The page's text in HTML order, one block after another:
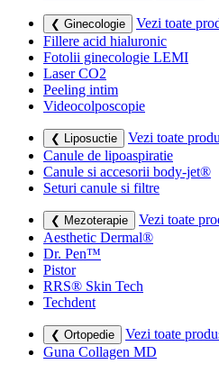
❮ Ginecologie
Vezi toate
Fillere acid hialuronic
Fotolii ginecologie LEMI
Laser CO2
Peeling intim
Videocolposcopie
❮ Liposuctie
Vezi toate
Canule de lipoaspiratie
Canule si accesorii body-jet®
Seturi canule si filtre
❮ Mezoterapie
Vezi toate
Aesthetic Dermal®
Dr. Pen™
Pistor
RRS® Skin Tech
Techdent
❮ Ortopedie
Vezi toate
Guna Collagen MD